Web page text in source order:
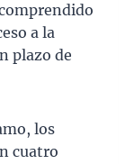
a la
plazo de
los
cuatro